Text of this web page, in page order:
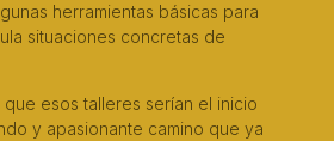
herramientas básicas para
situaciones concretas de
que esos talleres serían el inicio
y apasionante camino que ya